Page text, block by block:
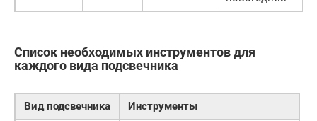
Список необходимых инструментов для
каждого вида подсвечника
Вид подсвечника
Инструменты